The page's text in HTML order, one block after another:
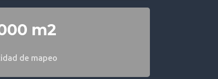
m2
de mapeo